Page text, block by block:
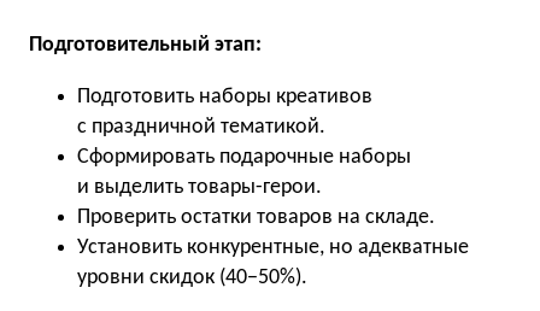
Подготовительный этап:
Подготовить наборы креативов
с праздничной тематикой.
Сформировать подарочные наборы
и выделить товары-герои.
Проверить остатки товаров на складе.
Установить конкурентные, но адекватные
уровни скидок (40−50%).